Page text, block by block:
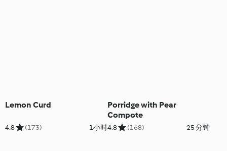
Lemon Curd
4.8 (173) 1小时
Porridge with Pear
Compote
4.8 (168) 25 分钟